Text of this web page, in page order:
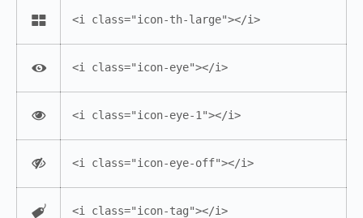
<i class="icon-th-large"></i>
<i class="icon-eye"></i>
<i class="icon-eye-1"></i>
<i class="icon-eye-off"></i>
<i class="icon-tag"></i>